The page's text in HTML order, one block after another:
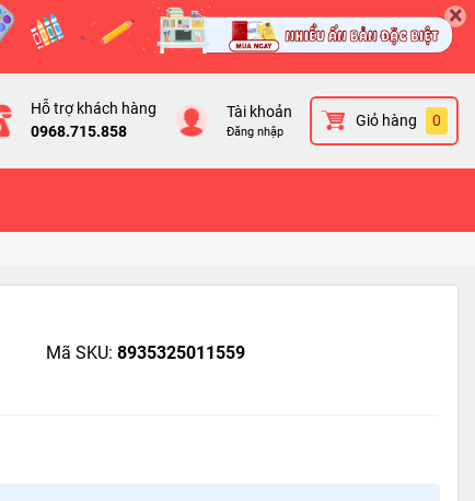
×
Hỗ trợ khách hàng
0968.715.858
Tài khoản
Đăng nhập
Giỏ hàng 0
Mã SKU: 8935325011559